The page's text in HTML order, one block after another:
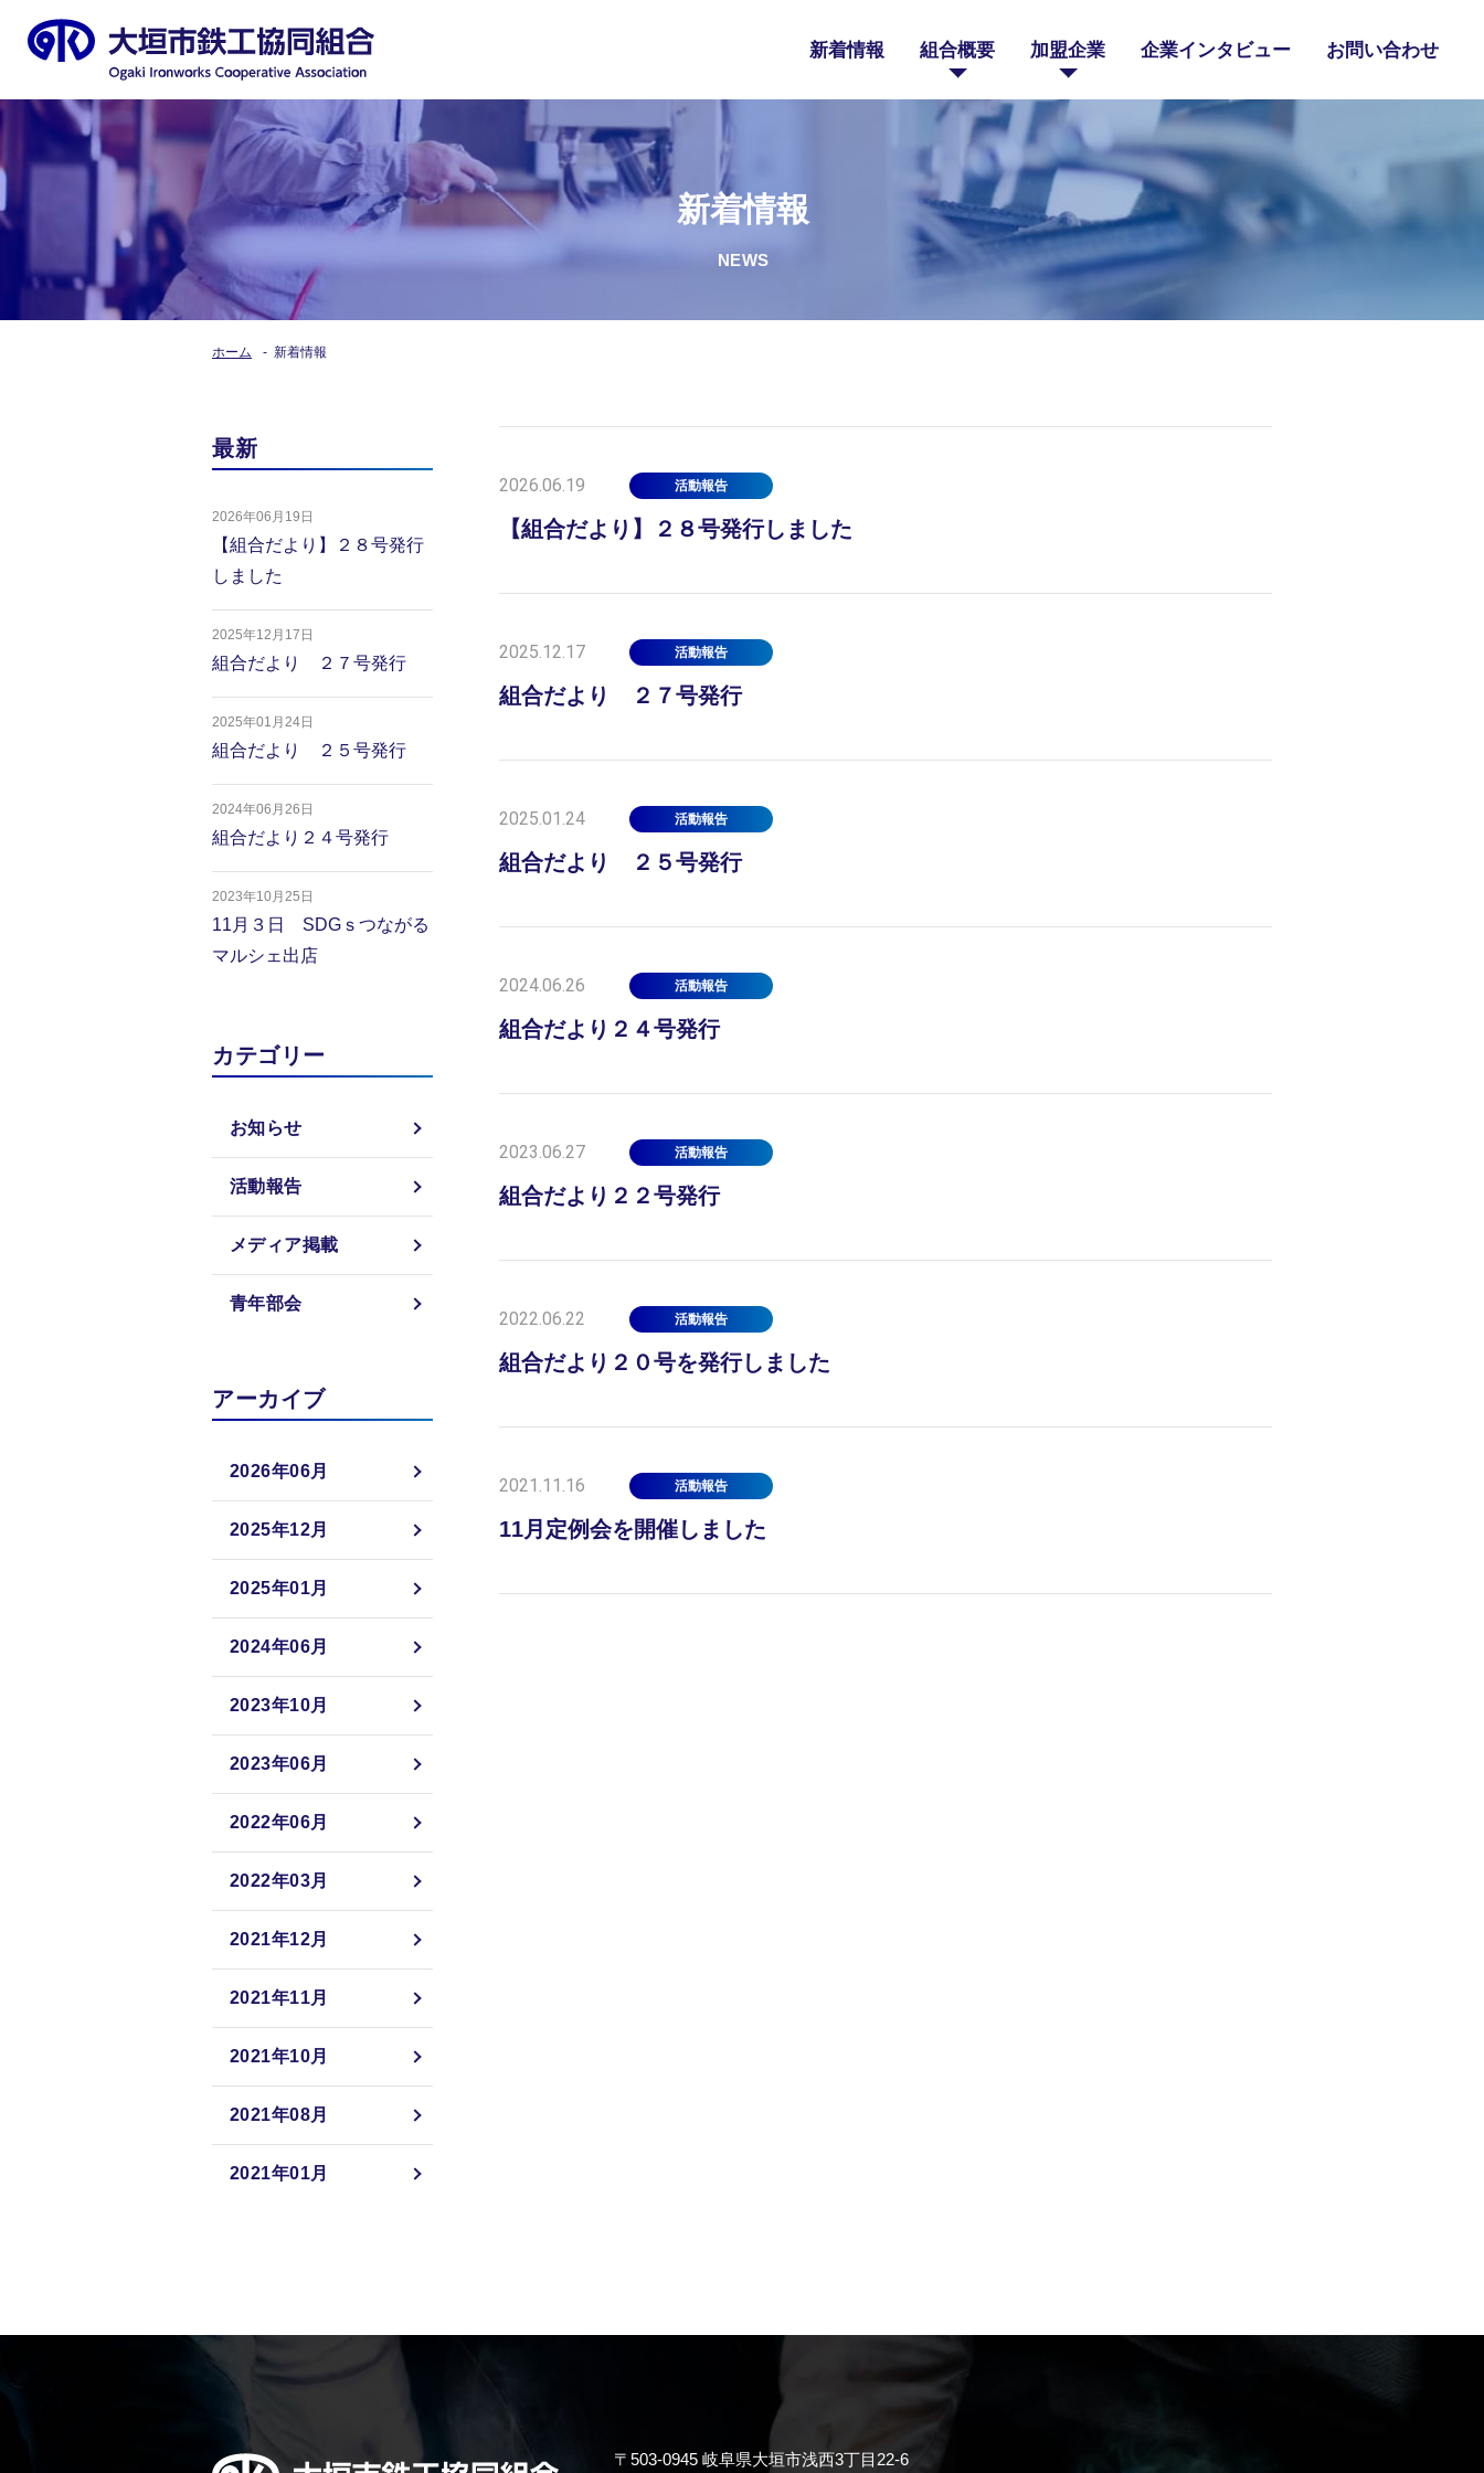
新着情報 組合概要 加盟企業 企業インタビュー お問い合わせ
新着情報
ホーム 新着情報
2026.06.19 活動報告
【組合だより】２８号発行しました
2025.12.17 活動報告
組合だより ２７号発行
2025.01.24 活動報告
組合だより ２５号発行
2024.06.26 活動報告
組合だより２４号発行
2023.06.27 活動報告
組合だより２２号発行
2022.06.22 活動報告
組合だより２０号を発行しました
2021.11.16 活動報告
11月定例会を開催しました
最新
2026年06月19日
【組合だより】２８号発行
しました
2025年12月17日
組合だより ２７号発行
2025年01月24日
組合だより ２５号発行
2024年06月26日
組合だより２４号発行
2023年10月25日
11月３日 SDGｓつながる
マルシェ出店
カテゴリー
お知らせ
活動報告
メディア掲載
青年部会
アーカイブ
2026年06月
2025年12月
2025年01月
2024年06月
2023年10月
2023年06月
2022年06月
2022年03月
2021年12月
2021年11月
2021年10月
2021年08月
2021年01月
〒503-0945 岐阜県大垣市浅西3丁目22-6